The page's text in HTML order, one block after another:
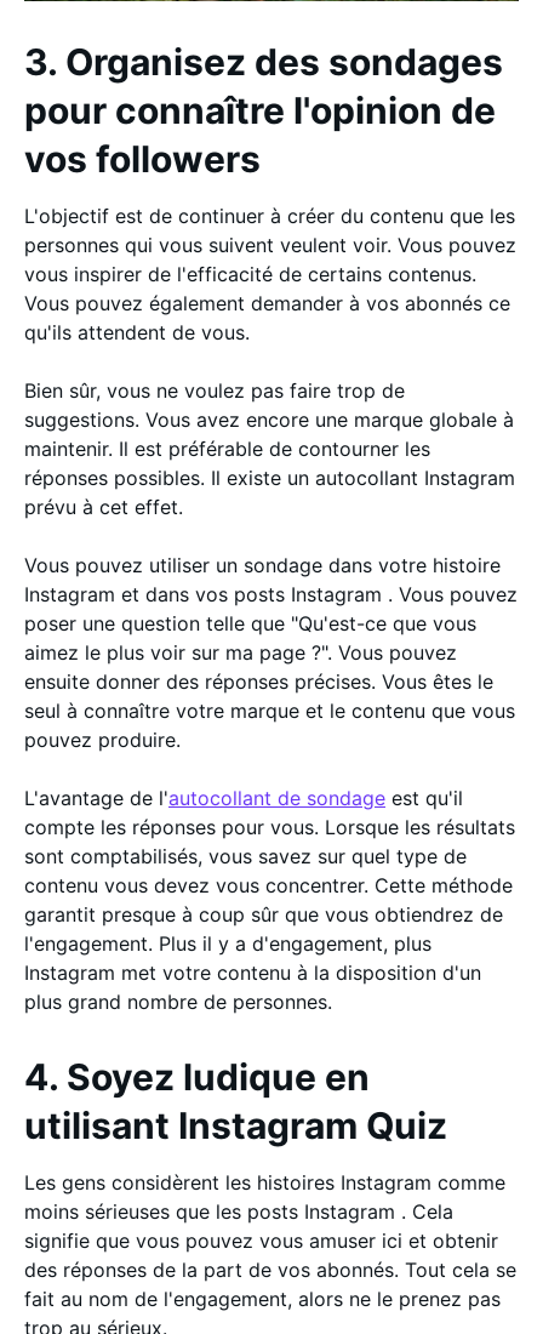
3. Organisez des sondages
pour connaître l'opinion de
vos followers
L'objectif est de continuer à créer du contenu que les
personnes qui vous suivent veulent voir. Vous pouvez
vous inspirer de l'efficacité de certains contenus.
Vous pouvez également demander à vos abonnés ce
qu'ils attendent de vous.
Bien sûr, vous ne voulez pas faire trop de
suggestions. Vous avez encore une marque globale à
maintenir. Il est préférable de contourner les
réponses possibles. Il existe un autocollant Instagram
prévu à cet effet.
Vous pouvez utiliser un sondage dans votre histoire
Instagram et dans vos posts Instagram . Vous pouvez
poser une question telle que "Qu'est-ce que vous
aimez le plus voir sur ma page ?". Vous pouvez
ensuite donner des réponses précises. Vous êtes le
seul à connaître votre marque et le contenu que vous
pouvez produire.
L'avantage de l'autocollant de sondage est qu'il
compte les réponses pour vous. Lorsque les résultats
sont comptabilisés, vous savez sur quel type de
contenu vous devez vous concentrer. Cette méthode
garantit presque à coup sûr que vous obtiendrez de
l'engagement. Plus il y a d'engagement, plus
Instagram met votre contenu à la disposition d'un
plus grand nombre de personnes.
4. Soyez ludique en
utilisant Instagram Quiz
Les gens considèrent les histoires Instagram comme
moins sérieuses que les posts Instagram . Cela
signifie que vous pouvez vous amuser ici et obtenir
des réponses de la part de vos abonnés. Tout cela se
fait au nom de l'engagement, alors ne le prenez pas
trop au sérieux.